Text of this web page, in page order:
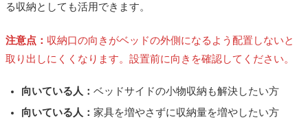
る収納としても活用できます。
注意点： 収納口の向きがベッドの外側になるよう配置しないと
取り出しにくくなります。設置前に向きを確認してください。
向いている人： ベッドサイドの小物収納も解決したい方
向いている人： 家具を増やさずに収納量を増やしたい方